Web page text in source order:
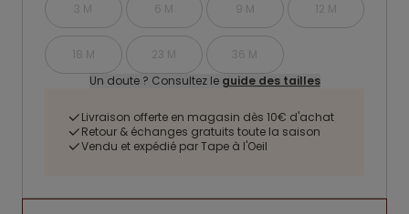
3 M 6 M 9 M 12 M
18 M 23 M
36 M
Un doute ? Consultez le guide des tailles
Livraison offerte en magasin dès 10€ d'achat
Retour & échanges gratuits toute la saison
Vendu et expédié par Tape à l'Oeil